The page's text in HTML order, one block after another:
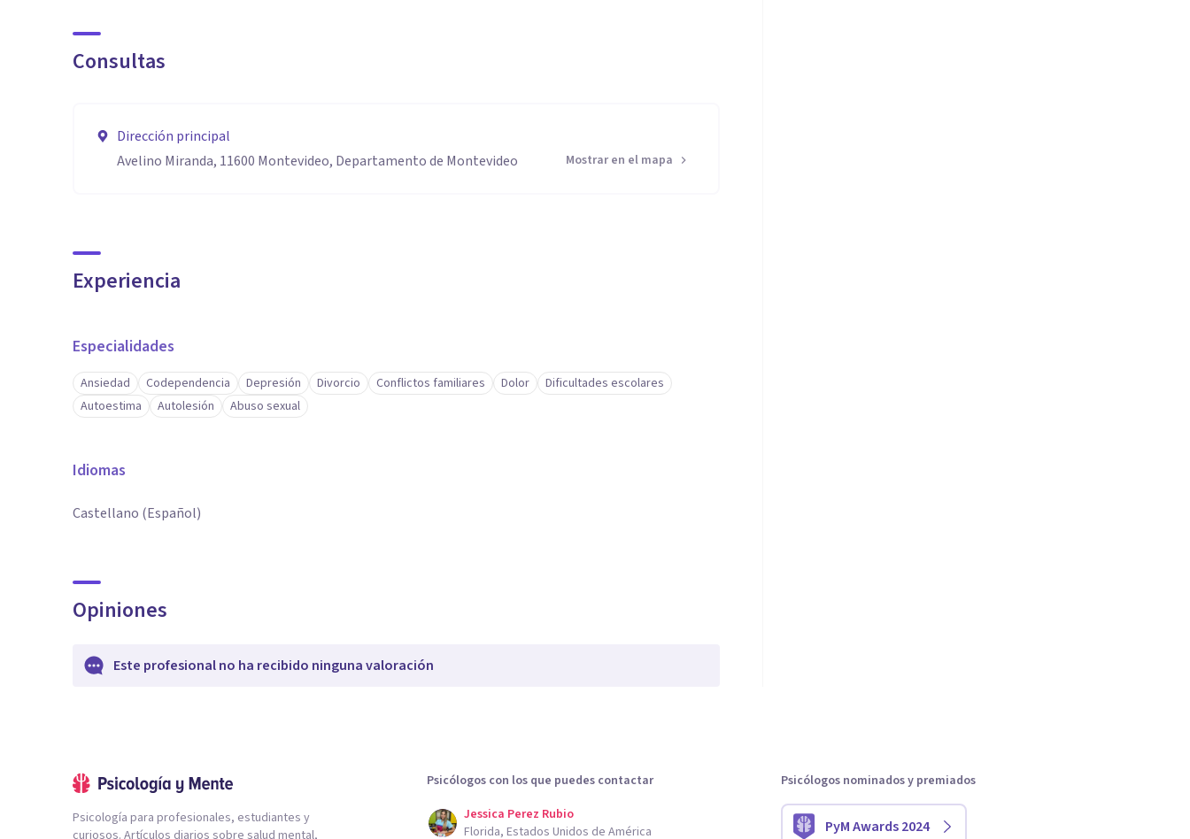
Consultas
Dirección principal
Avelino Miranda, 11600 Montevideo, Departamento de Montevideo
Mostrar en el mapa
Experiencia
Especialidades
Ansiedad Codependencia Depresión Divorcio Conflictos familiares Dolor
Dificultades escolares
Autoestima
Autolesión Abuso sexual
Idiomas
Castellano (Español)
Opiniones
Este profesional no ha recibido ninguna valoración
Psicología para profesionales, estudiantes y
curiosos. Artículos diarios sobre salud mental,
Psicólogos con los que puedes contactar
Jessica Perez Rubio
Florida, Estados Unidos de América
Psicólogos nominados y premiados
PyM Awards 2024